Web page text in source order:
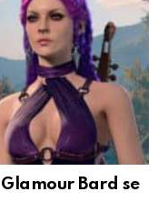
Bard se